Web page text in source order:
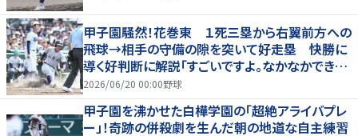
甲子園騒然！花巻東 １死三塁から右翼前方への
飛球→相手の守備の隙を突いて好走塁 快勝に
導く好判断に解説「すごいですよ。なかなかできな
いプレー」
2026/06/20 00:00野球
甲子園を沸かせた白樺学園の「超絶アライバプレ
ー」！奇跡の併殺劇を生んだ朝の地道な自主練習